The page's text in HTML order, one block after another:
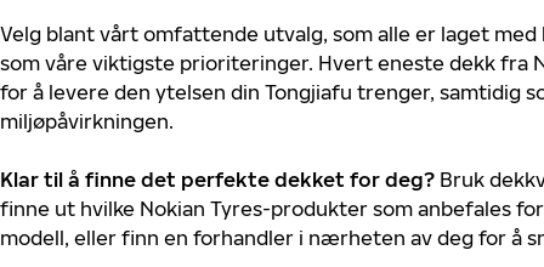
Velg blant vårt omfattende utvalg, som alle er laget
som våre viktigste prioriteringer. Hvert eneste dekk fra
for å levere den ytelsen din Tongjiafu trenger, samtidig
miljøpåvirkningen.
Klar til å finne det perfekte dekket for deg? Bruk
finne ut hvilke Nokian Tyres-produkter som anbefales
modell, eller finn en forhandler i nærheten av deg for å